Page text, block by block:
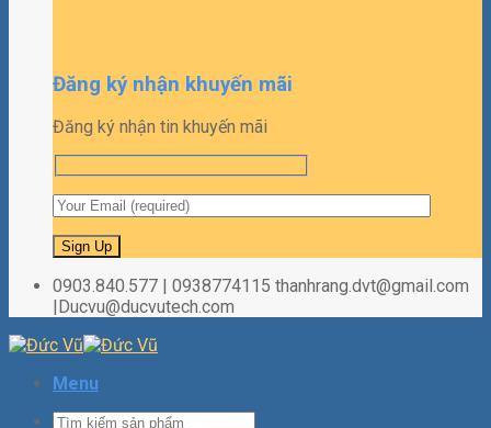
Đăng ký nhận khuyến mãi
Đăng ký nhận tin khuyến mãi
0903.840.577 | 0938774115 thanhrang.dvt@gmail.com
|Ducvu@ducvutech.com
Menu